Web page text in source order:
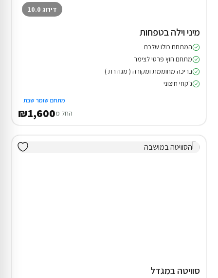
דירוג 10.0
מיני וילה בטפחות
המתחם כולו שלכם
מתחם חוץ פרטי לצימר
בריכה מחוממת ומקורה ( מגודרת )
ג'קוזי חיצוני
מתחם שומר שבת
החל מ₪1,600
סוויטה במגדל